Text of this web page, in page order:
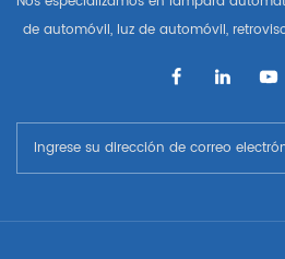
de automóvil, luz de automóvil,
automático, parte del cuerpo
Benz, BMW